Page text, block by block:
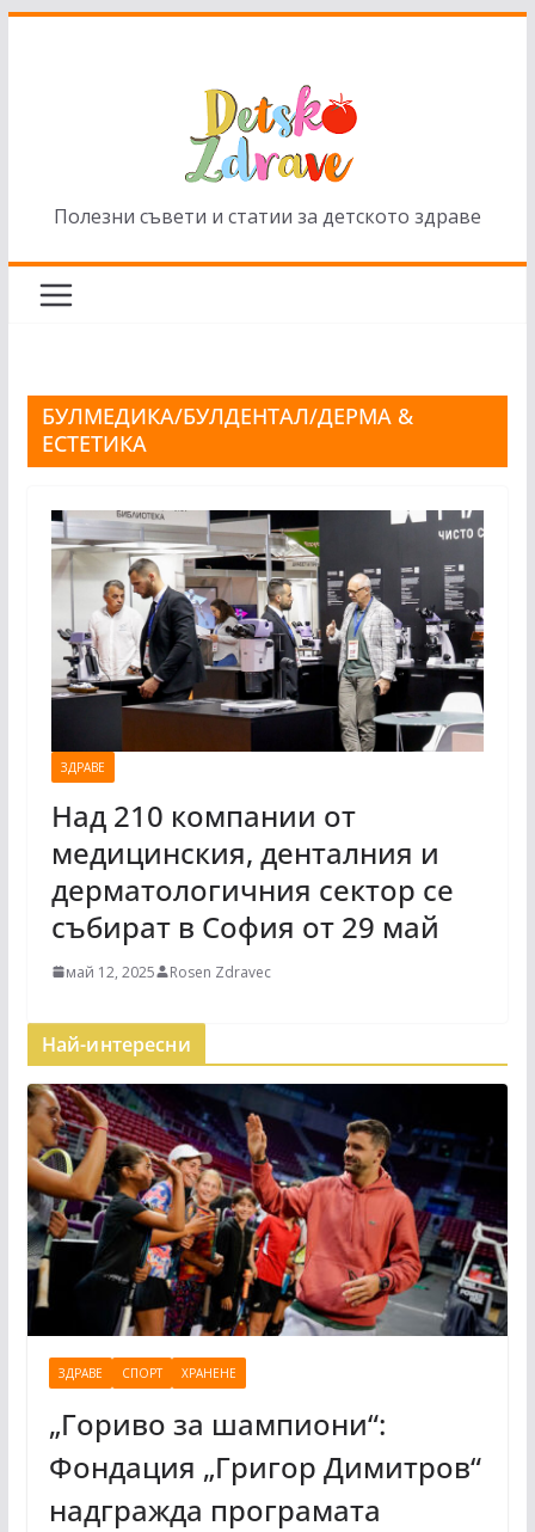
Полезни съвети и статии за детското здраве
БУЛМЕДИКА/БУЛДЕНТАЛ/ДЕРМА &
EСТЕТИКА
ЗДРАВЕ
Над 210 компании от
медицинския, денталния и
дерматологичния сектор се
събират в София от 29 май
май 12, 2025 Rosen Zdravec
Най-интересни
ЗДРАВЕ СПОРТ ХРАНЕНЕ
„Гориво за шампиони“:
Фондация „Григор Димитров“
надгражда програмата